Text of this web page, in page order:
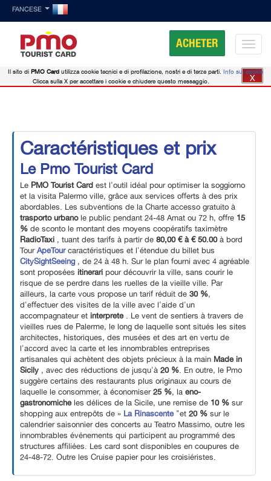
FANCESE
ACHETER
Caractéristiques et prix
Le Pmo Tourist Card
Le PMO Tourist Card est l'outil idéal pour optimiser la soggiorno
et la visita Palermo ville, grâce aux services offerts à des prix
abordables. Les subventions de la Charte accesso gratuito à
trasporto urbano le public pendant 24-48 Amat ou 72 h, offre 15
% de sconto le montant des moyens coopératifs taximètre
RadioTaxi , tuant des tarifs à partir de 80,00 € à € 50.00à bord
Tour ApeTour caractéristiques et l'étendue du billet bus
CitySightSeeing , de 24 à 48 h. Sur le plan fourni avec 4 agréable
sont proposées itinerari pour découvrir la ville, sans courir le
risque de se perdre dans les ruelles de la vieille ville. Par
ailleurs, la carte vous propose un tarif réduit de 30 %,
d'effectuer des visites de la ville avec l'aide d'un
accompagnateur et interprete . Le vent de sentiers à travers de
vieilles rues de Palerme, le long de laquelle sont situés les sites
architectes, historiques, des musées et des art en vertu de
l'accord avec la carte et les innombrables entreprises
artisanales qui achètent des objets précieux à la main Made in
Sicily , avec des réductions de jusqu'à 20 %. En outre, le Pmo
suggère certains des restaurants plus originaux au cours de
laquelle le consommer, à économiser 25 %, la eno-
gastronomiche les délices de la Sicile, une remise de 10 % sur
shopping aux entrepôts de » La Rinascente "et 20 % sur le
calendrier saisonnier des concerts au Teatro Massimo, outre les
innombrables événements qui participent au programmé des
structures affiliées. Les card sont disponibles en coupures de
24-48-72. Outre les Cruise papier pour les croisiéristes.
Il sito di PMO Card utilizza cookie tecnici e di profilazione, nostri e di terze parti. Info sui cookie
Clicca sulla X per accettare i cookie e chiudere questo messaggio.
X